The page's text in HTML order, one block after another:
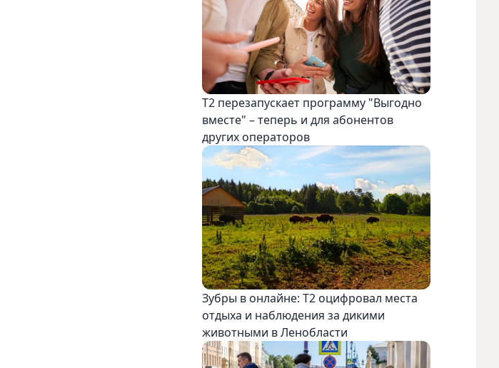
Т2 перезапускает программу "Выгодно
вместе" – теперь и для абонентов
других операторов
Зубры в онлайне: Т2 оцифровал места
отдыха и наблюдения за дикими
животными в Ленобласти